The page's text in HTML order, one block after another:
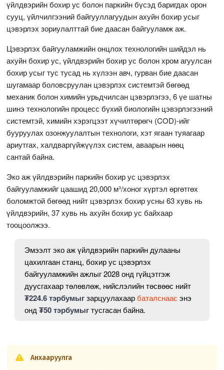
үйлдвэрийн бохир ус болон паркийн бүсэд баригдах орон
сууц, үйлчилгээний байгууллагуудын ахуйн бохир усыг
цэвэрлэх зориулалттай бие даасан байгууламж аж.
Цэвэрлэх байгууламжийн онцлох технологийн шийдэл нь
ахуйн бохир ус, үйлдвэрийн бохир ус болон хром агуулсан
бохир усыг тус тусад нь хүлээн авч, гурван бие даасан
шугамаар боловсруулан цэвэрлэх системтэй бөгөөд
механик болон химийн урьдчилсан цэвэрлэгээ, 6 үе шатны
шинэ технологийн процесс бүхий биологийн цэвэрлэгээний
системтэй, химийн хэрэгцээт хүчилтөрөгч (COD)-ийг
бууруулах озонжуулалтын технологи, хэт ягаан туяагаар
ариутгах, халдваргүйжүүлэх систем, аваарын нөөц
сантай байна.
Эко аж үйлдвэрийн паркийн бохир ус цэвэрлэх
байгууламжийг цаашид 20,000 м³/хоног хүртэл өргөтгөх
боломжтой бөгөөд нийт цэвэрлэх бохир усны 63 хувь нь
үйлдвэрийн, 37 хувь нь ахуйн бохир ус байхаар
тооцоолжээ.
Эмээлт эко аж үйлдвэрийн паркийн дулааны
цахилгаан станц, бохир ус цэвэрлэх
байгууламжийн ажлыг 2028 онд гүйцэтгэж
дуусгахаар төлөвлөж, нийслэлийн төсвөөс нийт
₮224.6 тэрбумыгзарцуулахаарбаталснаас энэ
онд₮50 тэрбумыгтусгасан байна.
Анхааруулга